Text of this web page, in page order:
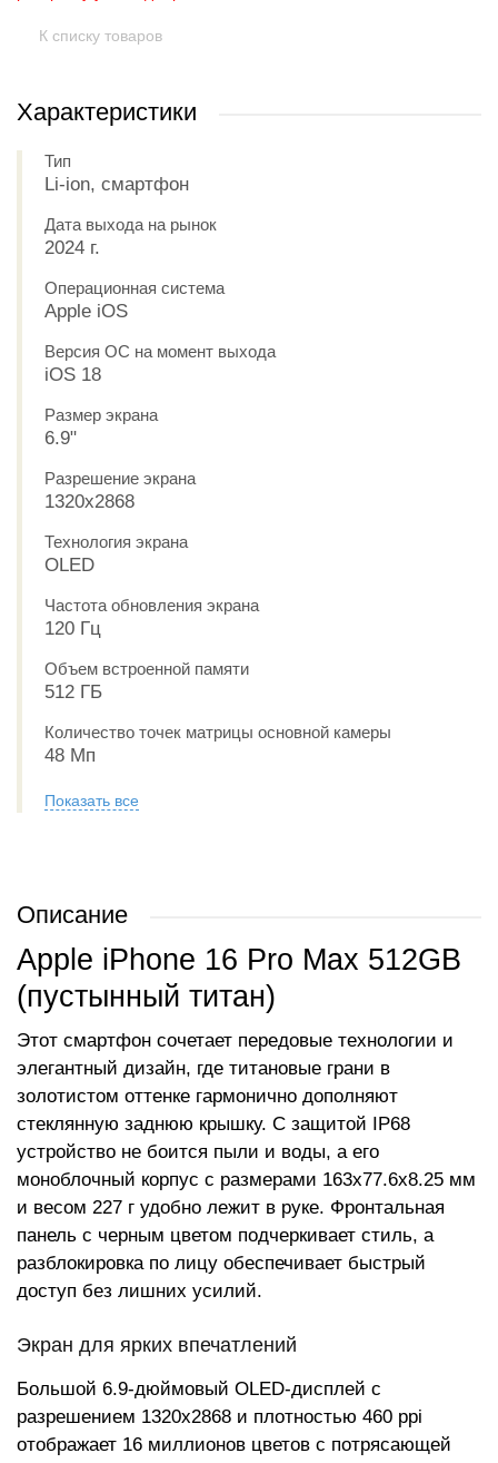
К списку товаров
Характеристики
Тип
Li-ion, смартфон
Дата выхода на рынок
2024 г.
Операционная система
Apple iOS
Версия ОС на момент выхода
iOS 18
Размер экрана
6.9"
Разрешение экрана
1320x2868
Технология экрана
OLED
Частота обновления экрана
120 Гц
Объем встроенной памяти
512 ГБ
Количество точек матрицы основной камеры
48 Мп
Показать все
Описание
Apple iPhone 16 Pro Max 512GB
(пустынный титан)
Этот смартфон сочетает передовые технологии и
элегантный дизайн, где титановые грани в
золотистом оттенке гармонично дополняют
стеклянную заднюю крышку. С защитой IP68
устройство не боится пыли и воды, а его
моноблочный корпус с размерами 163x77.6x8.25 мм
и весом 227 г удобно лежит в руке. Фронтальная
панель с черным цветом подчеркивает стиль, а
разблокировка по лицу обеспечивает быстрый
доступ без лишних усилий.
Экран для ярких впечатлений
Большой 6.9-дюймовый OLED-дисплей с
разрешением 1320x2868 и плотностью 460 ppi
отображает 16 миллионов цветов с потрясающей